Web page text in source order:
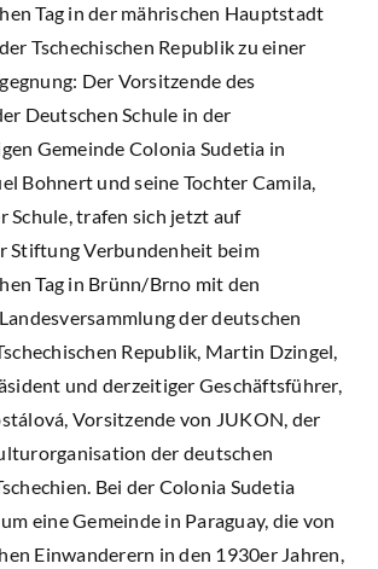
Tag in der mährischen Hauptstadt
Tschechischen Republik zu einer
Der Vorsitzende des
Deutschen Schule in der
Gemeinde Colonia Sudetia in
Bohnert und seine Tochter Camila,
Schule, trafen sich jetzt auf
Stiftung Verbundenheit beim
Tag in Brünn/Brno mit den
der deutschen
Republik, Martin Dzingel,
und derzeitiger Geschäftsführer,
Vorsitzende von JUKON, der
der deutschen
Bei der Colonia Sudetia
eine Gemeinde in Paraguay, die von
Einwanderern in den 1930er Jahren,